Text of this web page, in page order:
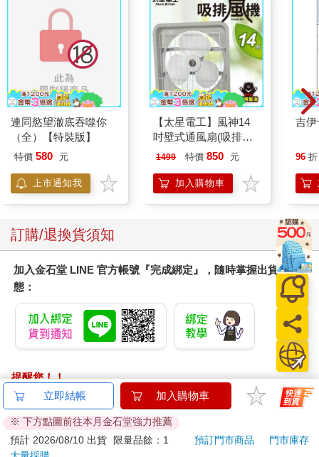
連同慾望澈底吞噬你
（全）【特裝版】
特價 580 元
上市通知我
【太星電工】風神14
吋壁式通風扇(吸排風
機)
1499 特價 850 元
加入購物車
吉
96 折
訂購/退換貨須知
加入金石堂 LINE 官方帳號『完成綁定』，隨時掌握出貨動
態：
提醒您！！
金石堂及銀行均不會請您操作ATM! 如接獲電話要求您前往
ATM提款機，請不要聽從指示，以免受騙上當！
退換貨須知：
立即結帳 加入購物車
※ 下方點圖前往本月金石堂強力推薦
預計 2026/08/10 出貨
限量品餘：1 預訂門市商品
門市庫存